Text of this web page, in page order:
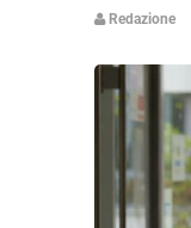
Redazione